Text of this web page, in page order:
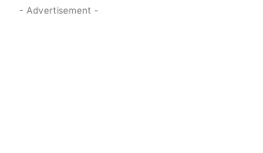
- Advertisement -